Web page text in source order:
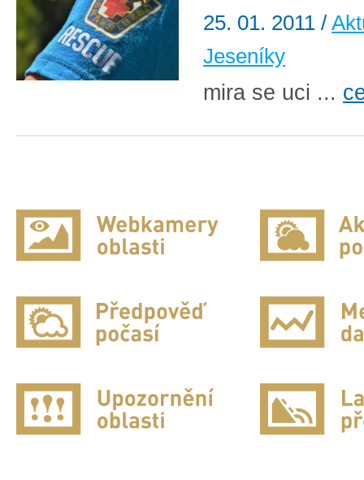
25. 01. 2011 /
Jeseníky
mira se uci ...